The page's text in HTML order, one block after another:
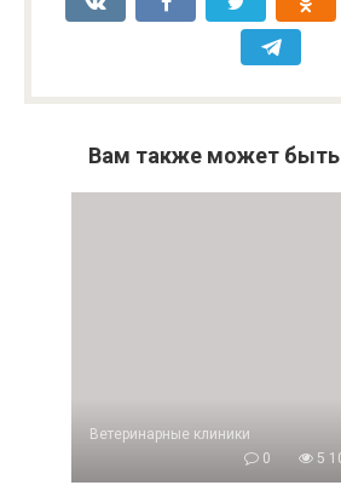
Вам также может быть
Ветеринарные клиники
0
5